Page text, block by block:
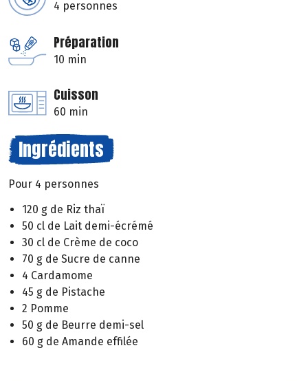
4 personnes
Préparation
10 min
Cuisson
60 min
Ingrédients
Pour 4 personnes
120 g de Riz thaï
50 cl de Lait demi-écrémé
30 cl de Crème de coco
70 g de Sucre de canne
4 Cardamome
45 g de Pistache
2 Pomme
50 g de Beurre demi-sel
60 g de Amande effilée